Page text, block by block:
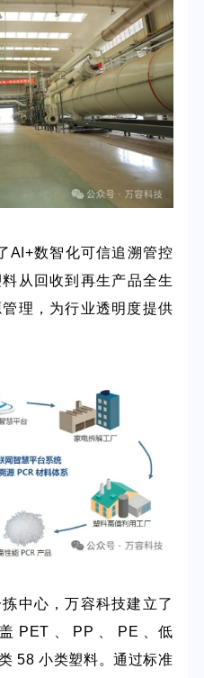
AI+数智化可信追溯管控
从回收到再生产品全生
理，为行业透明度提供
中心，万容科技建立了
PET 、 PP 、 PE 、低
58 小类塑料。通过标准